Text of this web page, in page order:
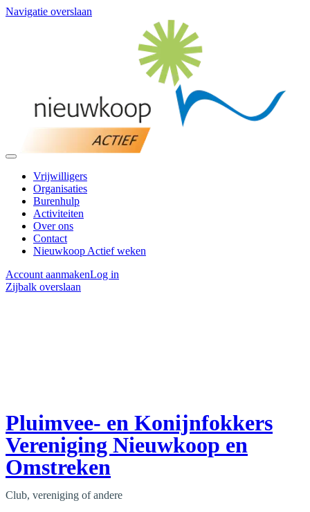
Navigatie overslaan
Vrijwilligers
Organisaties
Burenhulp
Activiteiten
Over ons
Contact
Nieuwkoop Actief weken
Account aanmakenLog in
Zijbalk overslaan
Pluimvee- en Konijnfokkers
Vereniging Nieuwkoop en
Omstreken
Club, vereniging of andere